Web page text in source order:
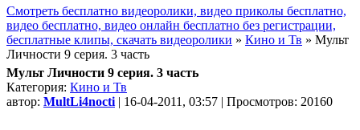
Смотреть бесплатно видеоролики, видео приколы бесплатно,
видео бесплатно, видео онлайн бесплатно без регистрации,
бесплатные клипы, скачать видеоролики » Кино и Тв » Мульт
Личности 9 серия. 3 часть
Мульт Личности 9 серия. 3 часть
Категория: Кино и Тв
автор: MultLi4nocti | 16-04-2011, 03:57 | Просмотров: 20160